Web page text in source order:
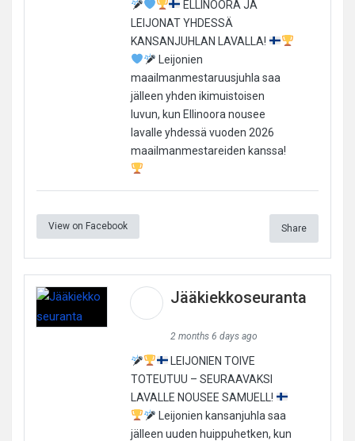
ELLINOORA JA
LEIJONAT YHDESSÄ
KANSANJUHLAN LAVALLA!
Leijonien
maailmanmestaruusjuhla saa
jälleen yhden ikimuistoisen
luvun, kun Ellinoora nousee
lavalle yhdessä vuoden 2026
maailmanmestareiden kanssa!
View on Facebook Share
Jääkiekkoseuranta
2 months 6 days ago
LEIJONIEN TOIVE
TOTEUTUU – SEURAAVAKSI
LAVALLE NOUSEE SAMUELL!
Leijonien kansanjuhla saa
jälleen uuden huippuhetken, kun